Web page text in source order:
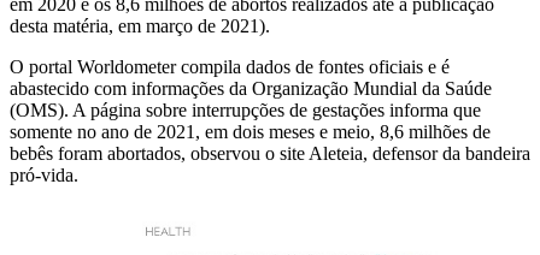
desta matéria, em março de 2021).
O portal Worldometer compila dados de fontes oficiais e é
abastecido com informações da Organização Mundial da Saúde
(OMS). A página sobre interrupções de gestações informa que
somente no ano de 2021, em dois meses e meio, 8,6 milhões de
bebês foram abortados, observou o site Aleteia, defensor da bandeira
pró-vida.